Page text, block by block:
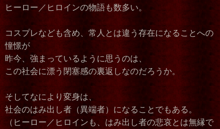
ヒーロー／ヒロインの物語も数多い。
コスプレなども含め、常人とは違う存在になることへの
憧憬が
昨今、強まっているように思うのは、
この社会に漂う閉塞感の裏返しなのだろうか。
そしてなにより変身は、
社会のはみ出し者（異端者）になることでもある。
（ヒーロー／ヒロインも、はみ出し者の悲哀とは無縁で